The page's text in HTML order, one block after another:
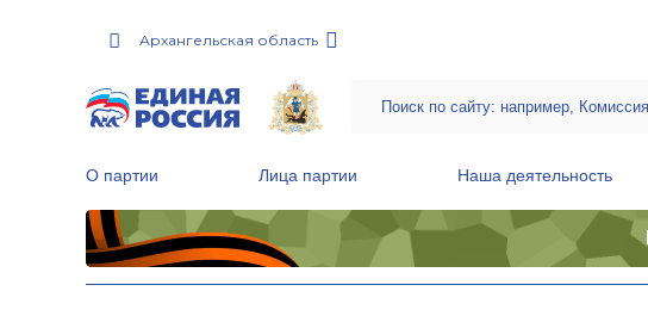
Архангельская область
О партии Лица партии Наша деятельность